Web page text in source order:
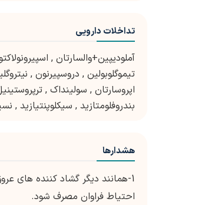
تداخلات دارویی
آملودیپین+والسارتان ,
تیموگلوبولین , دروسپیرنون ,
اپروسارتان , سولینداک ,
بندروفلومتازید , سیکلوپنتیازید ,
هشدارها
1-همانند دیگر گشاد کننده های عروق،
احتیاط فراوان مصرف شود.